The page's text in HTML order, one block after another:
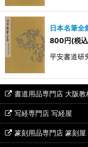
日本名筆
800円(税
平安書道研
書道用品専門店 大阪教
写経専門店 写経屋
篆刻用品専門店 篆刻屋